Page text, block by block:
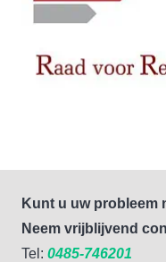
Kunt u uw probleem
Neem vrijblijvend
Tel: 0485-746201